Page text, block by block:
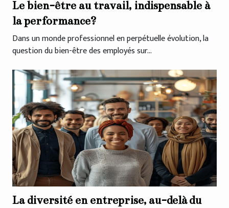
Le bien-être au travail, indispensable à
la performance?
Dans un monde professionnel en perpétuelle évolution, la
question du bien-être des employés sur...
La diversité en entreprise, au-delà du